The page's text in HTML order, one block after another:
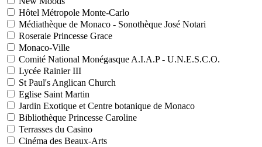
Hôtel Métropole Monte-Carlo
Médiathèque de Monaco - Sonothèque José Notari
Roseraie Princesse Grace
Monaco-Ville
Comité National Monégasque A.I.A.P - U.N.E.S.C.O.
Lycée Rainier III
St Paul's Anglican Church
Eglise Saint Martin
Jardin Exotique et Centre botanique de Monaco
Bibliothèque Princesse Caroline
Terrasses du Casino
Cinéma des Beaux-Arts